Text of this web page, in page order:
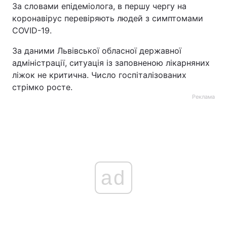
За словами епідеміолога, в першу чергу на
коронавірус перевіряють людей з симптомами
COVID-19.
За даними Львівської обласної державної
адміністрації, ситуація із заповненою лікарняних
ліжок не критична. Число госпіталізованих
стрімко росте.
Реклама
ad